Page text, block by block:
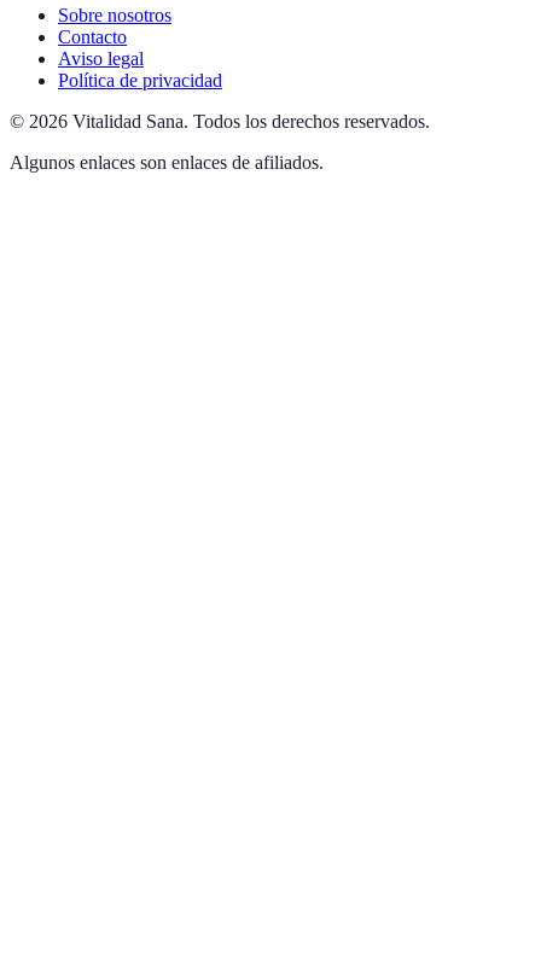
Sobre nosotros
Contacto
Aviso legal
Política de privacidad
© 2026 Vitalidad Sana. Todos los derechos reservados.
Algunos enlaces son enlaces de afiliados.